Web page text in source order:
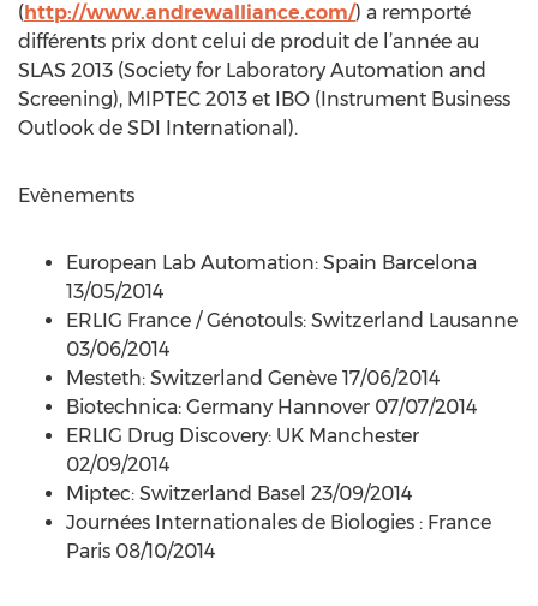
(http://www.andrewalliance.com/) a remporté
différents prix dont celui de produit de l’année au
SLAS 2013 (Society for Laboratory Automation and
Screening), MIPTEC 2013 et IBO (Instrument Business
Outlook de SDI International).
Evènements
European Lab Automation: Spain Barcelona
13/05/2014
ERLIG France / Génotouls: Switzerland Lausanne
03/06/2014
Mesteth: Switzerland Genève 17/06/2014
Biotechnica: Germany Hannover 07/07/2014
ERLIG Drug Discovery: UK Manchester
02/09/2014
Miptec: Switzerland Basel 23/09/2014
Journées Internationales de Biologies : France
Paris 08/10/2014